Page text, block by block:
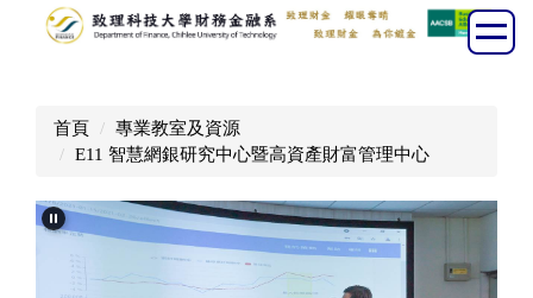
首頁
專業教室及資源
E11 智慧網銀研究中心暨高資產財富管理中心